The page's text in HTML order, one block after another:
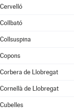
Cervelló
Collbató
Collsuspina
Copons
Corbera de Llobregat
Cornellà de Llobregat
Cubelles